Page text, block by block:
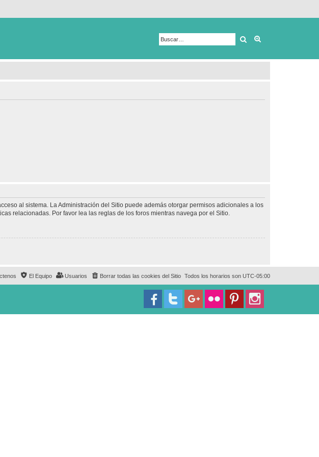
Buscar
al sistema. La Administración del Sitio puede además otorgar permisos adicionales a los
relacionadas. Por favor lea las reglas de los foros mientras navega por el Sitio.
Todos los horarios son UTC-05:00
Borrar todas las cookies del Sitio
Usuarios
El Equipo